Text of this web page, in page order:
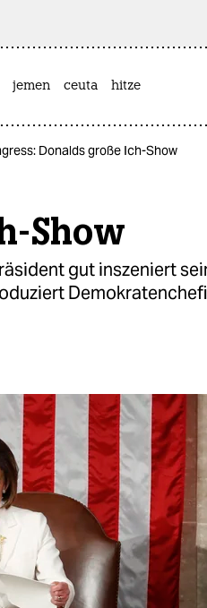
jemen ceuta hitze
Donalds große Ich-Show
Show
gut inszeniert